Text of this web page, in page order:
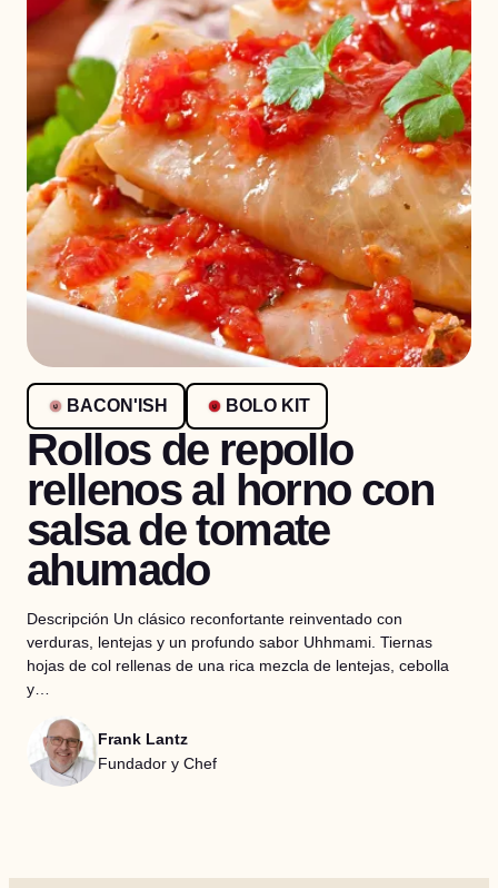
BACON'ISH BOLO KIT
Rollos de repollo
rellenos al horno con
salsa de tomate
ahumado
Descripción Un clásico reconfortante reinventado con
verduras, lentejas y un profundo sabor Uhhmami. Tiernas
hojas de col rellenas de una rica mezcla de lentejas, cebolla
y…
Frank Lantz
Fundador y Chef